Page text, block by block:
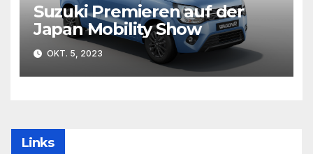
Suzuki Premieren auf der
Japan Mobility Show
OKT. 5, 2023
Links